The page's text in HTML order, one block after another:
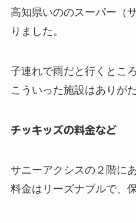
高知県いののスーパー（
りました。
子連れで雨だと行くとこ
こういった施設はありが
チッキッズの料金など
サニーアクシスの２階に
料金はリーズナブルで、